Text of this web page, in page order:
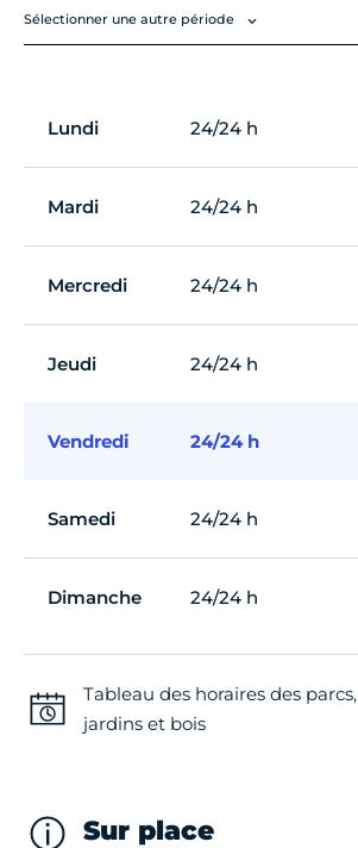
Sélectionner une autre période
Lundi 24/24 h
Mardi 24/24 h
Mercredi 24/24 h
Jeudi 24/24 h
Vendredi 24/24 h
Samedi 24/24 h
Dimanche 24/24 h
Tableau des horaires des parcs,
jardins et bois
Sur place